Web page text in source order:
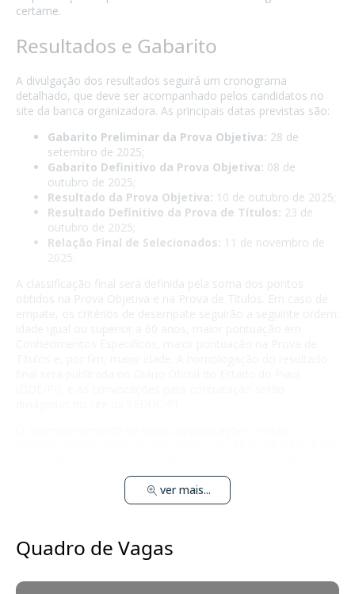
certame.
Resultados e Gabarito
A divulgação dos resultados seguirá um cronograma
detalhado, que deve ser acompanhado pelos candidatos no
site da banca organizadora. As principais datas previstas são:
Gabarito Preliminar da Prova Objetiva: 28 de
setembro de 2025;
Gabarito Definitivo da Prova Objetiva: 08 de
outubro de 2025;
Resultado da Prova Objetiva: 10 de outubro de 2025;
Resultado Definitivo da Prova de Títulos: 23 de
outubro de 2025;
Relação Final de Selecionados: 11 de novembro de
2025.
A classificação final será definida pela soma dos pontos
obtidos na Prova Objetiva e na Prova de Títulos. Em caso de
ver mais...
Quadro de Vagas